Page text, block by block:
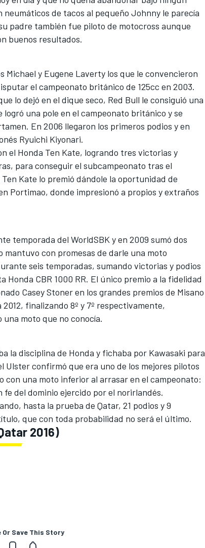
de tacos al pequeño Johnny le parecía
padre también fue piloto de motocross aunque
buenos resultados.
Michael y Eugene Laverty los que le convencieron
el campeonato británico de 125cc en 2003.
lo dejó en el dique seco, Red Bull le consiguió una
logró una pole en el campeonato británico y se
En 2006 llegaron los primeros podios y en
Ryuichi Kiyonari.
el Honda Ten Kate, logrando tres victorias y
para conseguir el subcampeonato tras el
Kate lo premió dándole la oportunidad de
Portimao, donde impresionó a propios y extraños
temporada del WorldSBK y en 2009 sumó dos
mantuvo con promesas de darle una moto
seis temporadas, sumando victorias y podios
CBR 1000 RR. El único premio a la fidelidad
Casey Stoner en los grandes premios de Misano
finalizando 8º y 7º respectivamente,
moto que no conocía.
la disciplina de Honda y fichaba por Kawasaki para
Ulster confirmó que era uno de los mejores pilotos
con una moto inferior al arrasar en el campeonato:
fe del dominio ejercido por el norirlandés.
hasta la prueba de Qatar, 21 podios y 9
que con toda probabilidad no será el último.
2016)
Or Save This Story